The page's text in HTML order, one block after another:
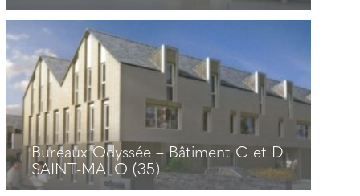
Roz Tenec SAINT-MALO (35)
+
Bureaux Odyssée – Bâtiment C et D
SAINT-MALO (35)